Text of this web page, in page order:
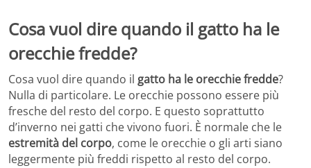
Cosa vuol dire quando il gatto ha le
orecchie fredde?
Cosa vuol dire quando il gatto ha le orecchie fredde?
Nulla di particolare. Le orecchie possono essere più
fresche del resto del corpo. E questo soprattutto
d’inverno nei gatti che vivono fuori. È normale che le
estremità del corpo, come le orecchie o gli arti siano
leggermente più freddi rispetto al resto del corpo.